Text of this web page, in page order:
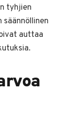
tyhjien
auttaa